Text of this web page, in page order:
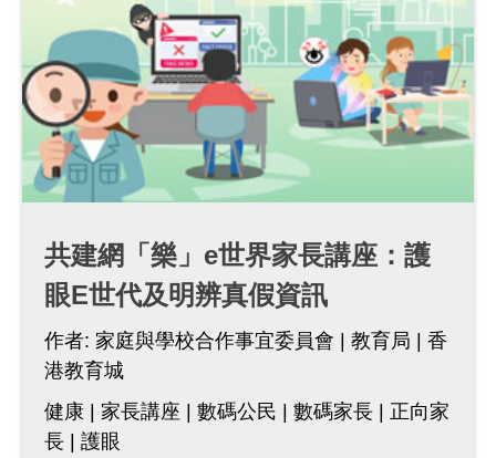
共建網「樂」e世界家長講座：護
眼E世代及明辨真假資訊
作者: 家庭與學校合作事宜委員會 教育局
香
港教育城
健康
家長講座 數碼公民 數碼家長
正向家
長
護眼